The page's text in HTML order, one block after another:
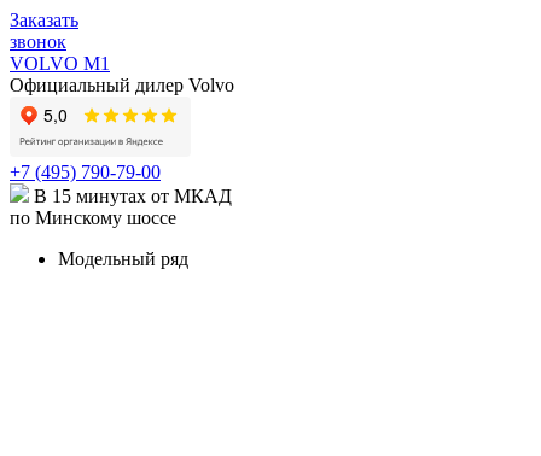
Заказать
звонок
VOLVO M1
Официальный дилер Volvo
+7 (495) 790-79-00
В 15 минутах от МКАД
по Минскому шоссе
Модельный ряд